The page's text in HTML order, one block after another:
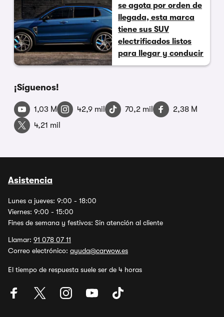
se agota por orden de
llegada, esta marca
tiene sus SUV
electrificados listos
para llegar y conducir
¡Síguenos!
1,03 M 42,9 mil 70,2 mil
2,38 M
4,21 mil
Asistencia
Lunes a jueves: 9:00 - 18:00
Viernes: 9:00 - 15:00
Fines de semana y festivos: Sin atención al cliente
Llamar: 91 078 07 11
Correo electrónico: ayuda@carwow.es
El tiempo de respuesta suele ser de 4 horas